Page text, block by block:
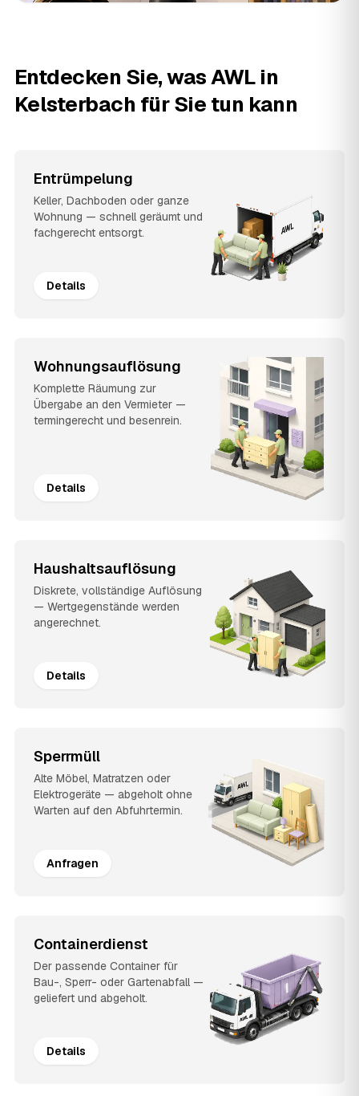
Entdecken Sie, was AWL in
Kelsterbach für Sie tun kann
Entrümpelung
Keller, Dachboden oder ganze
Wohnung — schnell geräumt und
fachgerecht entsorgt.
Details
Wohnungsauflösung
Komplette Räumung zur
Übergabe an den Vermieter —
termingerecht und besenrein.
Details
Haushaltsauflösung
Diskrete, vollständige Auflösung
— Wertgegenstände werden
angerechnet.
Details
Sperrmüll
Alte Möbel, Matratzen oder
Elektrogeräte — abgeholt ohne
Warten auf den Abfuhrtermin.
Anfragen
Containerdienst
Der passende Container für
Bau-, Sperr- oder Gartenabfall —
geliefert und abgeholt.
Details